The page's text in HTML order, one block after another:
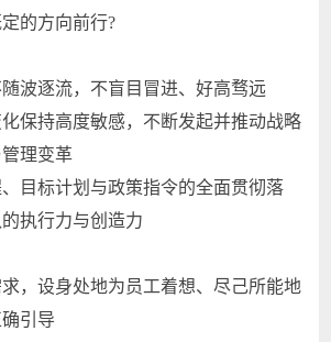
的方向前行?
波逐流，不盲目冒进、好高骛远
保持高度敏感，不断发起并推动战略
理变革
目标计划与政策指令的全面贯彻落
执行力与创造力
，设身处地为员工着想、尽己所能地
引导